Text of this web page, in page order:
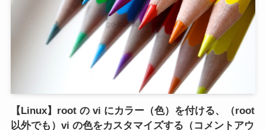
【Linux】root の vi にカラー（色）を付ける、（root
以外でも）vi の色をカスタマイズする（コメントアウ